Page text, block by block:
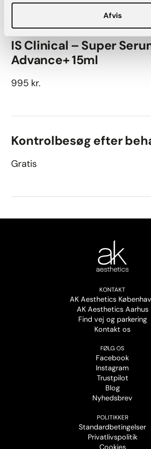
Afvis
IS Clinical – Super
Advance+ 15ml
995 kr.
Kontrolbesøg efter
Gratis
KONTAKT
AK Aesthetics
AK Aesthetics Aarhus
Find vej og parkering
Kontakt os
FØLG OS
Facebook
Instagram
Trustpilot
Blog
Nyhedsbrev
POLITIKKER
Standardbetingelser
Privatlivspolitik
Cookies